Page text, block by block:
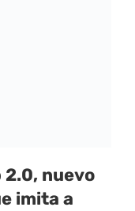
2.0, nuevo
imita a